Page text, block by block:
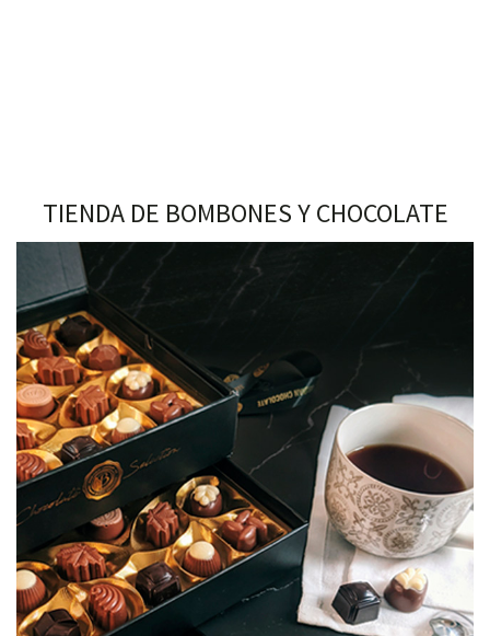
TIENDA DE BOMBONES Y CHOCOLATE